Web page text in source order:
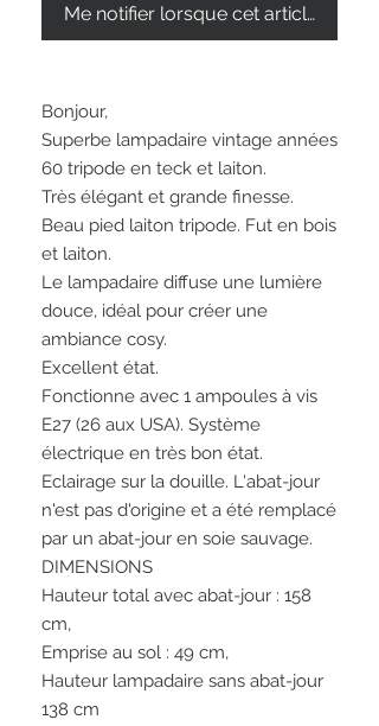
Me notifier lorsque cet article est
Bonjour,
Superbe lampadaire vintage années
60 tripode en teck et laiton.
Très élégant et grande finesse.
Beau pied laiton tripode. Fut en bois
et laiton.
Le lampadaire diffuse une lumière
douce, idéal pour créer une
ambiance cosy.
Excellent état.
Fonctionne avec 1 ampoules à vis
E27 (26 aux USA). Système
électrique en très bon état.
Eclairage sur la douille. L'abat-jour
n'est pas d'origine et a été remplacé
par un abat-jour en soie sauvage.
DIMENSIONS
Hauteur total avec abat-jour : 158
cm,
Emprise au sol : 49 cm,
Hauteur lampadaire sans abat-jour
138 cm